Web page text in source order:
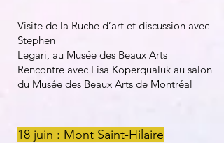
Visite de la Ruche d’art et discussion avec
Stephen
Legari, au Musée des Beaux Arts
Rencontre avec Lisa Koperqualuk au salon
du Musée des Beaux Arts de Montréal
18 juin : Mont Saint-Hilaire